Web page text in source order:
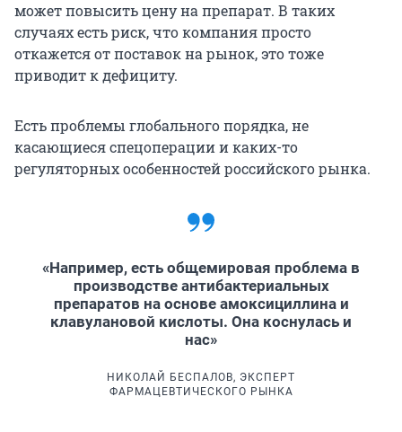
может повысить цену на препарат. В таких
случаях есть риск, что компания просто
откажется от поставок на рынок, это тоже
приводит к дефициту.
Есть проблемы глобального порядка, не
касающиеся спецоперации и каких-то
регуляторных особенностей российского рынка.
«Например, есть общемировая проблема в
производстве антибактериальных
препаратов на основе амоксициллина и
клавулановой кислоты. Она коснулась и
нас»
НИКОЛАЙ БЕСПАЛОВ, ЭКСПЕРТ
ФАРМАЦЕВТИЧЕСКОГО РЫНКА